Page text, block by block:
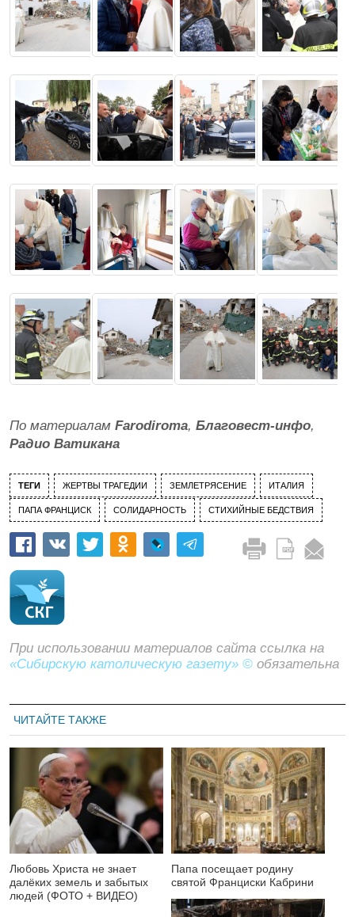
По материалам Farodiroma, Благовест-инфо,
Радио Ватикана
ТЕГИ ЖЕРТВЫ ТРАГЕДИИ ЗЕМЛЕТРЯСЕНИЕ ИТАЛИЯ
ПАПА ФРАНЦИСК СОЛИДАРНОСТЬ СТИХИЙНЫЕ БЕДСТВИЯ
При использовании материалов сайта ссылка на
«Сибирскую католическую газету» © обязательна
ЧИТАЙТЕ ТАКЖЕ
Любовь Христа не знает
далёких земель и забытых
людей (ФОТО + ВИДЕО)
Папа посещает родину
святой Франциски Кабрини